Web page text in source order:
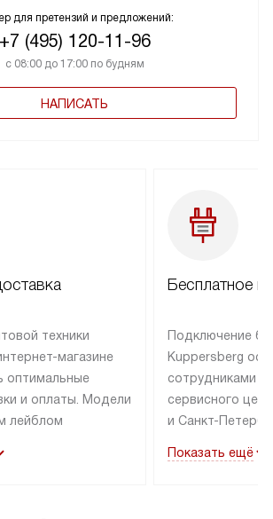
для претензий и предложений:
+7 (495) 120-11-96
с 08:00 до 17:00 по будням
НАПИСАТЬ
техники
магазине
оптимальные
и оплаты. Модели
лейблом
до подъезда,
Бесплатное
Подключение
Kuppersberg
сотрудниками
сервисного
и Санкт-
подключается к
Показать ещё